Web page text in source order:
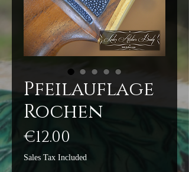
Pfeilauflage
Rochen
€12.00
Sales Tax Included